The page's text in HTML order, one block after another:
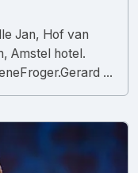
Jan, Hof van
Amstel hotel.
...